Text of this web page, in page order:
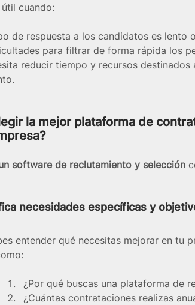
útil cuando:
de respuesta a los candidatos es lento
para filtrar de forma rápida los
reducir tiempo y recursos destinados
la mejor plataforma de
software de reclutamiento y selección
necesidades específicas y
entender qué necesitas mejorar en tu
¿Por qué buscas una plataforma de
¿Cuántas contrataciones realizas